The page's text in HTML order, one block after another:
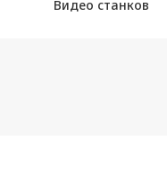
Видео станков